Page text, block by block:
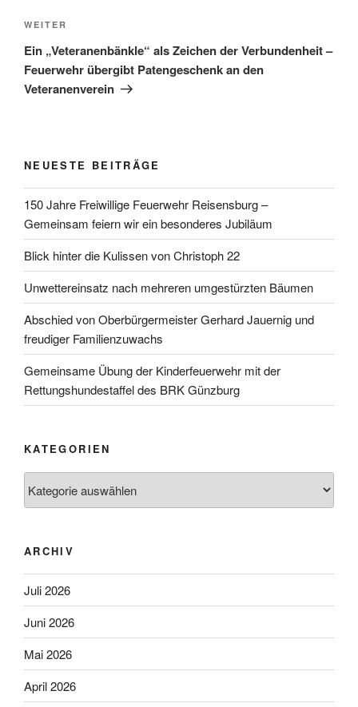
Nächster
Beitrag
WEITER
Ein „Veteranenbänkle“ als Zeichen der Verbundenheit –
Feuerwehr übergibt Patengeschenk an den
Veteranenverein
NEUESTE BEITRÄGE
150 Jahre Freiwillige Feuerwehr Reisensburg –
Gemeinsam feiern wir ein besonderes Jubiläum
Blick hinter die Kulissen von Christoph 22
Unwettereinsatz nach mehreren umgestürzten Bäumen
Abschied von Oberbürgermeister Gerhard Jauernig und
freudiger Familienzuwachs
Gemeinsame Übung der Kinderfeuerwehr mit der
Rettungshundestaffel des BRK Günzburg
KATEGORIEN
ARCHIV
Juli 2026
Juni 2026
Mai 2026
April 2026